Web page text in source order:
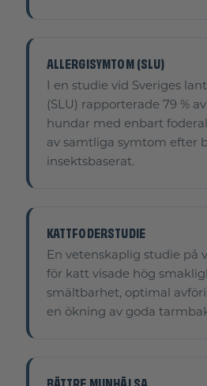
ALLERGISYMTOM (SLU)
I en studie vid Sveriges
(SLU) rapporterade 79 %
hundar med enbart
av samtliga symtom efter
insektsbaserat.
KATTFODERSTUDIE
En vetenskaplig studie på
för katt visade hög
smältbarhet, optimal
en ökning av goda
BÄTTRE MUNHÄLSA